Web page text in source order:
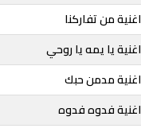
اغنية من تفاركنا
اغنية يا يمه يا روحي
اغنية مدمن حبك
اغنية فدوه فدوه